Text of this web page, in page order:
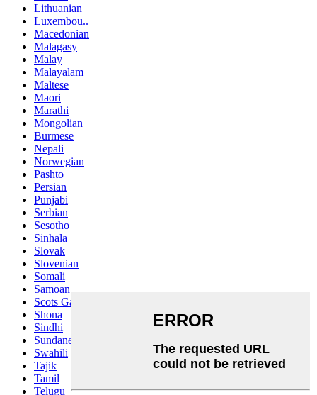
Lithuanian
Luxembou..
Macedonian
Malagasy
Malay
Malayalam
Maltese
Maori
Marathi
Mongolian
Burmese
Nepali
Norwegian
Pashto
Persian
Punjabi
Serbian
Sesotho
Sinhala
Slovak
Slovenian
Somali
Samoan
Scots Gaelic
Shona
Sindhi
Sundanese
Swahili
Tajik
Tamil
Telugu